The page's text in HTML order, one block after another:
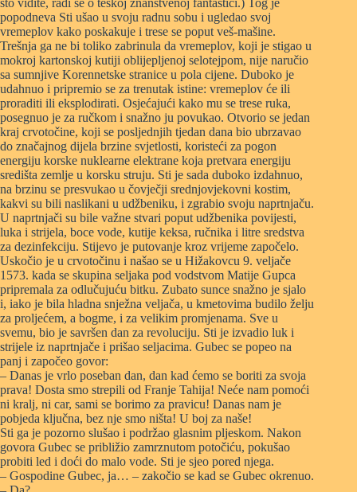
što vidite, radi se o teškoj znanstvenoj fantastici.) Tog je
popodneva Sti ušao u svoju radnu sobu i ugledao svoj
vremeplov kako poskakuje i trese se poput veš-mašine.
Trešnja ga ne bi toliko zabrinula da vremeplov, koji je stigao u
mokroj kartonskoj kutiji oblijepljenoj selotejpom, nije naručio
sa sumnjive Korennetske stranice u pola cijene. Duboko je
udahnuo i pripremio se za trenutak istine: vremeplov će ili
proraditi ili eksplodirati. Osjećajući kako mu se trese ruka,
posegnuo je za ručkom i snažno ju povukao. Otvorio se jedan
kraj crvotočine, koji se posljednjih tjedan dana bio ubrzavao
do značajnog dijela brzine svjetlosti, koristeći za pogon
energiju korske nuklearne elektrane koja pretvara energiju
središta zemlje u korsku struju. Sti je sada duboko izdahnuo,
na brzinu se presvukao u čovječji srednjovjekovni kostim,
kakvi su bili naslikani u udžbeniku, i zgrabio svoju naprtnjaču.
U naprtnjači su bile važne stvari poput udžbenika povijesti,
luka i strijela, boce vode, kutije keksa, ručnika i litre sredstva
za dezinfekciju. Stijevo je putovanje kroz vrijeme započelo.
Uskočio je u crvotočinu i našao se u Hižakovcu 9. veljače
1573. kada se skupina seljaka pod vodstvom Matije Gupca
pripremala za odlučujuću bitku. Zubato sunce snažno je sjalo
i, iako je bila hladna snježna veljača, u kmetovima budilo želju
za proljećem, a bogme, i za velikim promjenama. Sve u
svemu, bio je savršen dan za revoluciju. Sti je izvadio luk i
strijele iz naprtnjače i prišao seljacima. Gubec se popeo na
panj i započeo govor:
– Danas je vrlo poseban dan, dan kad ćemo se boriti za svoja
prava! Dosta smo strepili od Franje Tahija! Neće nam pomoći
ni kralj, ni car, sami se borimo za pravicu! Danas nam je
pobjeda ključna, bez nje smo ništa! U boj za naše!
Sti ga je pozorno slušao i podržao glasnim pljeskom. Nakon
govora Gubec se približio zamrznutom potočiću, pokušao
probiti led i doći do malo vode. Sti je sjeo pored njega.
– Gospodine Gubec, ja… – zakočio se kad se Gubec okrenuo.